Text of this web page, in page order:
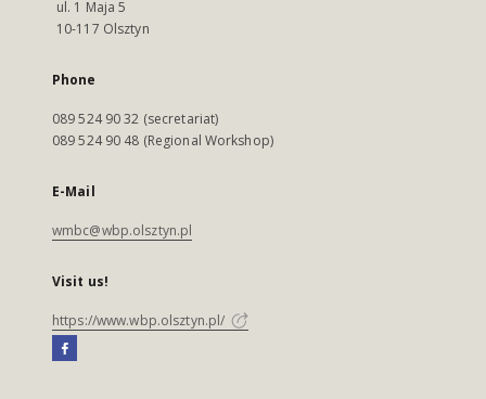
ul. 1 Maja 5
10-117 Olsztyn
Phone
089 524 90 32 (secretariat)
089 524 90 48 (Regional Workshop)
E-Mail
wmbc@wbp.olsztyn.pl
Visit us!
https://www.wbp.olsztyn.pl/